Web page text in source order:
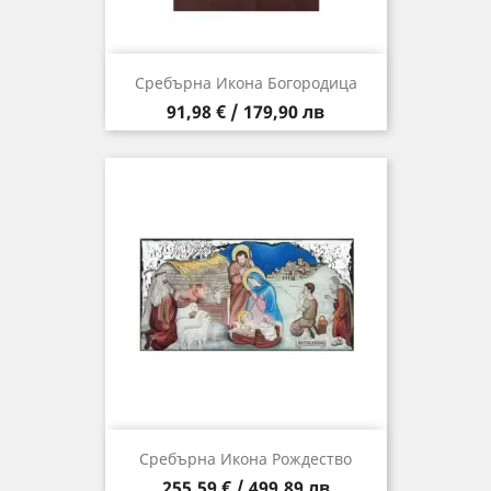
Сребърна Икона Богородица
Цена
91,98 € / 179,90 лв
Сребърна Икона Рождество